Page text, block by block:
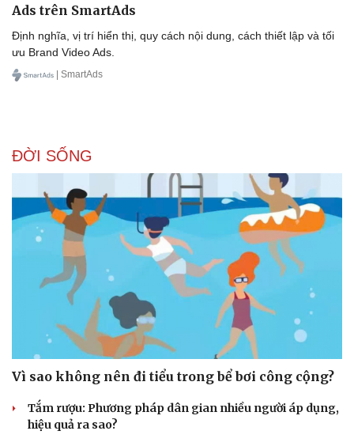
Ads trên SmartAds
Định nghĩa, vị trí hiển thị, quy cách nội dung, cách thiết lập và tối
ưu Brand Video Ads.
| SmartAds
ĐỜI SỐNG
Vì sao không nên đi tiểu trong bể bơi công cộng?
Tắm rượu: Phương pháp dân gian nhiều người áp dụng,
hiệu quả ra sao?